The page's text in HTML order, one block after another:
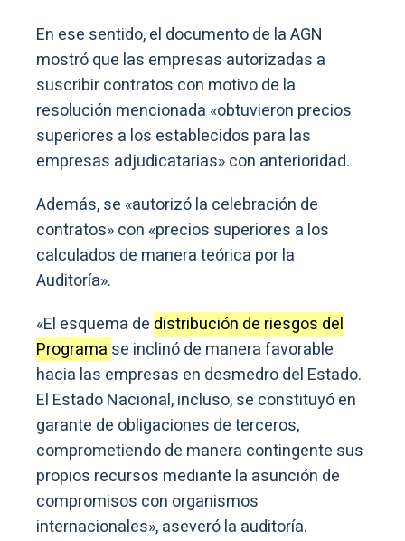
En ese sentido, el documento de la AGN
mostró que las empresas autorizadas a
suscribir contratos con motivo de la
resolución mencionada «obtuvieron precios
superiores a los establecidos para las
empresas adjudicatarias» con anterioridad.
Además, se «autorizó la celebración de
contratos» con «precios superiores a los
calculados de manera teórica por la
Auditoría».
«El esquema de distribución de riesgos del
Programa se inclinó de manera favorable
hacia las empresas en desmedro del Estado.
El Estado Nacional, incluso, se constituyó en
garante de obligaciones de terceros,
comprometiendo de manera contingente sus
propios recursos mediante la asunción de
compromisos con organismos
internacionales», aseveró la auditoría.